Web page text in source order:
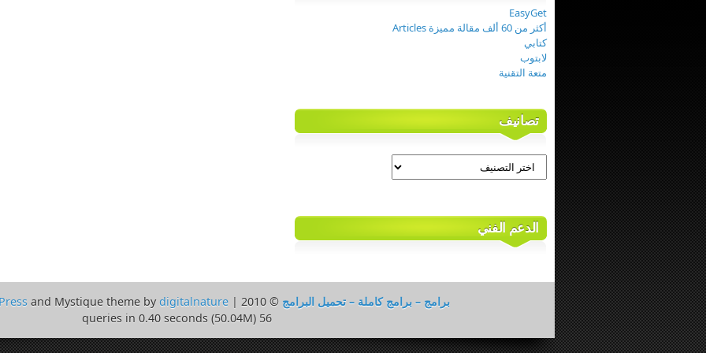
EasyGet
أكثر من 60 ألف مقالة مميزة Articles
كتابي
لابتوب
متعة التقنية
تصانيف
تصانيف
الدعم الفني
برامج – برامج كاملة – تحميل البرامج © 2010 | Powered by
and Mystique theme bydigitalnature
56 queries in 0.40 seconds (50.04M)